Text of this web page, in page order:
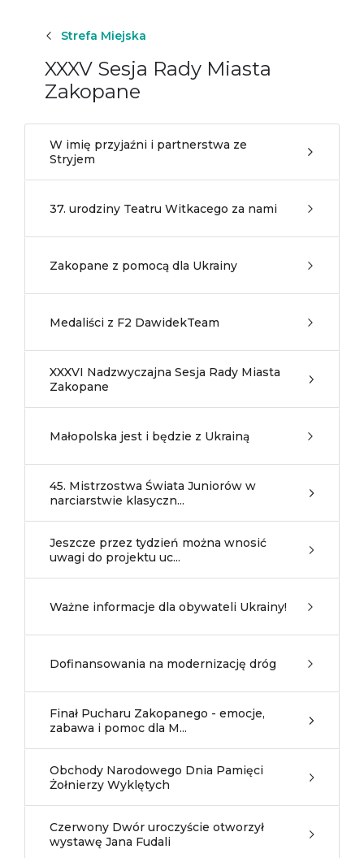
Strefa Miejska
XXXV Sesja Rady Miasta
Zakopane
W imię przyjaźni i partnerstwa ze
Stryjem
37. urodziny Teatru Witkacego za nami
Zakopane z pomocą dla Ukrainy
Medaliści z F2 DawidekTeam
XXXVI Nadzwyczajna Sesja Rady Miasta
Zakopane
Małopolska jest i będzie z Ukrainą
45. Mistrzostwa Świata Juniorów w
narciarstwie klasyczn...
Jeszcze przez tydzień można wnosić
uwagi do projektu uc...
Ważne informacje dla obywateli Ukrainy!
Dofinansowania na modernizację dróg
Finał Pucharu Zakopanego - emocje,
zabawa i pomoc dla M...
Obchody Narodowego Dnia Pamięci
Żołnierzy Wyklętych
Czerwony Dwór uroczyście otworzył
wystawę Jana Fudali